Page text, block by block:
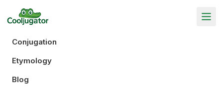
Conjugation
Etymology
Blog